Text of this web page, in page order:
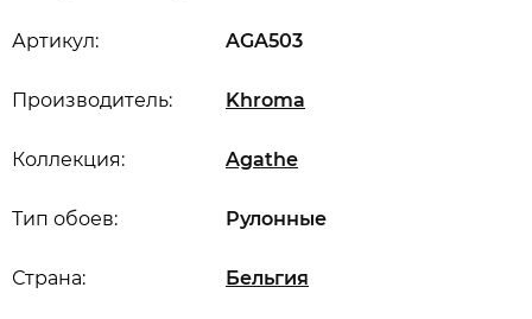
Артикул: AGA503
Производитель: Khroma
Коллекция: Agathe
Страна: Бельгия
Тип обоев: Рулонные